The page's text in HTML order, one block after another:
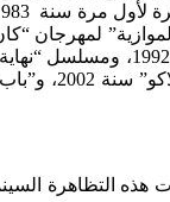
مشاركته في العديد من الأعمال
التظاهرة